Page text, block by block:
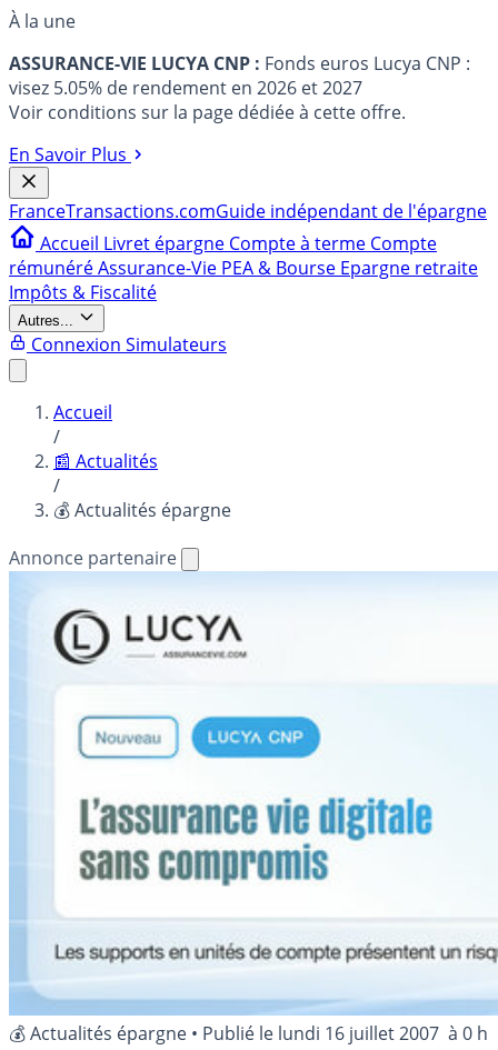
À la une
ASSURANCE-VIE LUCYA CNP : Fonds euros Lucya CNP :
visez 5.05% de rendement en 2026 et 2027
Voir conditions sur la page dédiée à cette offre.
En Savoir Plus
FranceTransactions.comGuide indépendant de l'épargne
Accueil Livret épargne Compte à terme Compte
rémunéréAssurance-Vie PEA & Bourse Epargne retraite
Impôts & Fiscalité
Autres...
Connexion Simulateurs
Accueil
/
📰 Actualités
/
💰 Actualités épargne
Annonce partenaire
💰 Actualités épargne • Publié le lundi 16 juillet 2007 à 0 h